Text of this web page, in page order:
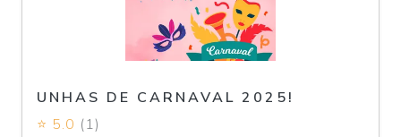
UNHAS DE CARNAVAL 2025!
⭐ 5.0 (1)